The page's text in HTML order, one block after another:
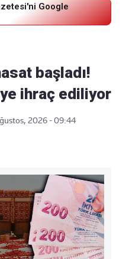
Google
başladı!
ihraç ediliyor
2026 - 09:44